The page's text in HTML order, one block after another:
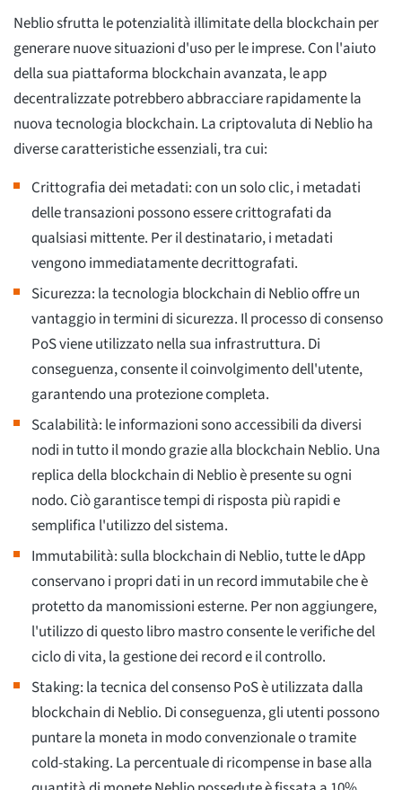
Neblio sfrutta le potenzialità illimitate della blockchain per
generare nuove situazioni d'uso per le imprese. Con l'aiuto
della sua piattaforma blockchain avanzata, le app
decentralizzate potrebbero abbracciare rapidamente la
nuova tecnologia blockchain. La criptovaluta di Neblio ha
diverse caratteristiche essenziali, tra cui:
Crittografia dei metadati: con un solo clic, i metadati
delle transazioni possono essere crittografati da
qualsiasi mittente. Per il destinatario, i metadati
vengono immediatamente decrittografati.
Sicurezza: la tecnologia blockchain di Neblio offre un
vantaggio in termini di sicurezza. Il processo di consenso
PoS viene utilizzato nella sua infrastruttura. Di
conseguenza, consente il coinvolgimento dell'utente,
garantendo una protezione completa.
Scalabilità: le informazioni sono accessibili da diversi
nodi in tutto il mondo grazie alla blockchain Neblio. Una
replica della blockchain di Neblio è presente su ogni
nodo. Ciò garantisce tempi di risposta più rapidi e
semplifica l'utilizzo del sistema.
Immutabilità: sulla blockchain di Neblio, tutte le dApp
conservano i propri dati in un record immutabile che è
protetto da manomissioni esterne. Per non aggiungere,
l'utilizzo di questo libro mastro consente le verifiche del
ciclo di vita, la gestione dei record e il controllo.
Staking: la tecnica del consenso PoS è utilizzata dalla
blockchain di Neblio. Di conseguenza, gli utenti possono
puntare la moneta in modo convenzionale o tramite
cold-staking. La percentuale di ricompense in base alla